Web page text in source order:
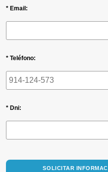
* Email:
* Teléfono:
* Dni:
SOLICITAR